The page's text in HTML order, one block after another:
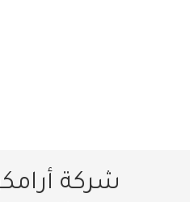
شركة